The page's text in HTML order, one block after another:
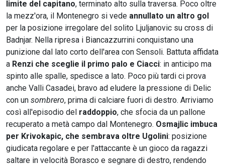
limite del capitano, terminato alto sulla traversa. Poco oltre
la mezz'ora, il Montenegro si vede annullato un altro gol
per la posizione irregolare del solito Ljuljanovic su cross di
Badnjar. Nella ripresa i Biancazzurrini conquistano una
punizione dal lato corto dell'area con Sensoli. Battuta affidata
a Renzi che sceglie il primo palo e Ciacci: in anticipo ma
spinto alle spalle, spedisce a lato. Poco più tardi ci prova
anche Valli Casadei, bravo ad eludere la pressione di Delic
con un sombrero, prima di calciare fuori di destro. Arriviamo
così all'episodio del raddoppio, che sfocia da un pallone
recuperato a metà campo dal Montenegro. Osmajlic imbuca
per Krivokapic, che sembrava oltre Ugolini: posizione
giudicata regolare e per l'attaccante è un gioco da ragazzi
saltare in velocità Borasco e segnare di destro, rendendo